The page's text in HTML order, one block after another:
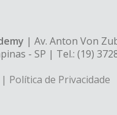
| Av. Anton Von
- SP | Tel.: (19)
| Política de Privacidade